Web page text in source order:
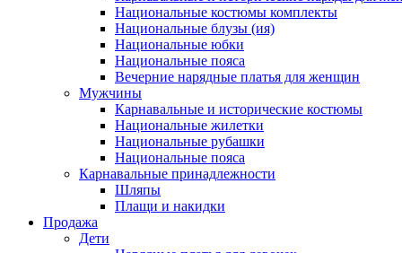
Национальные костюмы комплекты
Национальные блузы (ия)
Национальные юбки
Национальные пояса
Вечерние нарядные платья для женщин
Мужчины
Карнавальные и исторические костюмы
Национальные жилетки
Национальные рубашки
Национальные пояса
Карнавальные принадлежности
Шляпы
Плащи и накидки
Продажа
Дети